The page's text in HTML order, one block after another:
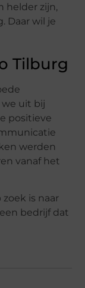
helder zijn,
Daar wil je
Tilburg
uit bij
positieve
werden
vanaf het
is naar
bedrijf dat